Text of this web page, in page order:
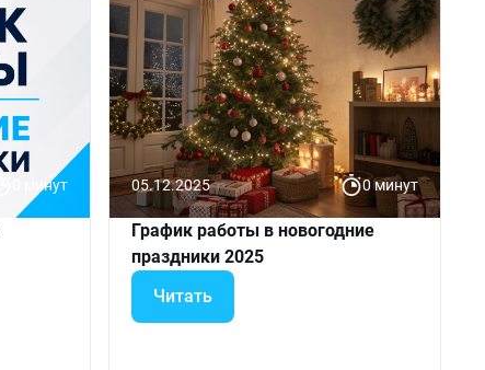
0 минут 05.12.2025
График работы в новогодние
праздники 2025
Читать
0 минут